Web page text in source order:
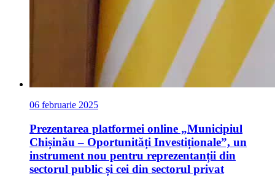
06 februarie 2025
Prezentarea platformei online „Municipiul
Chișinău – Oportunități Investiționale”, un
instrument nou pentru reprezentanții din
sectorul public și cei din sectorul privat